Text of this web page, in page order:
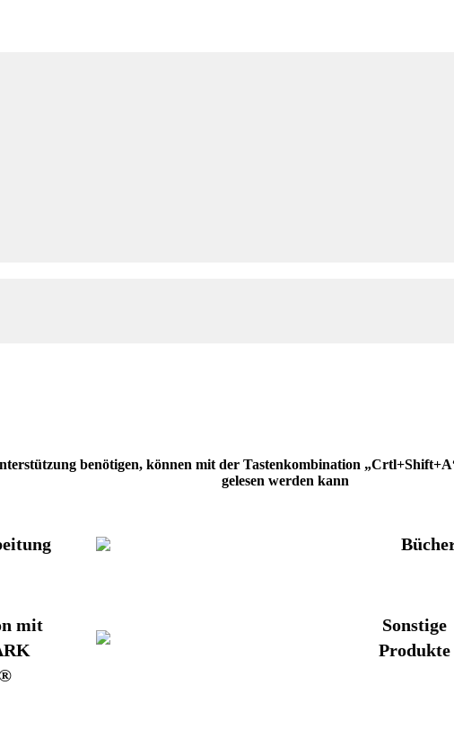
benötigen, können mit der Tastenkombination
gelesen werden kann
mit
Sonstige
Produkte